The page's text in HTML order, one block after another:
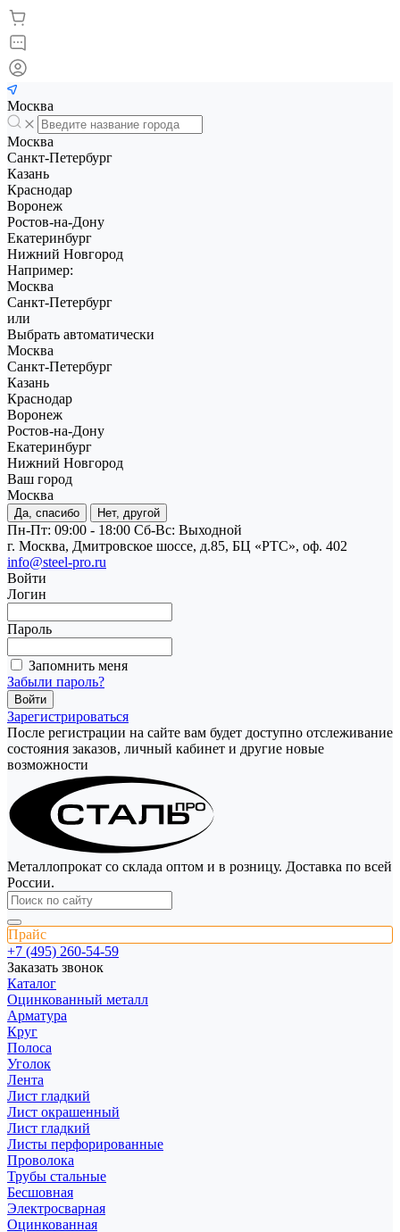
Москва
Москва
Санкт-Петербург
Казань
Краснодар
Воронеж
Ростов-на-Дону
Екатеринбург
Нижний Новгород
Например:
Москва
Санкт-Петербург
или
Выбрать автоматически
Москва
Санкт-Петербург
Казань
Краснодар
Воронеж
Ростов-на-Дону
Екатеринбург
Нижний Новгород
Ваш город
Москва
Да, спасибо Нет, другой
Пн-Пт: 09:00 - 18:00 Cб-Вс: Выходной
г. Москва, Дмитровское шоссе, д.85, БЦ «РТС», оф. 402
info@steel-pro.ru
Войти
Логин
Пароль
Запомнить меня
Забыли пароль?
Зарегистрироваться
После регистрации на сайте вам будет доступно отслеживание
состояния заказов, личный кабинет и другие новые
возможности
Металлопрокат со склада оптом и в розницу. Доставка по всей
России.
Прайс
+7 (495) 260-54-59
Заказать звонок
Каталог
Оцинкованный металл
Арматура
Круг
Полоса
Уголок
Лента
Лист гладкий
Лист окрашенный
Лист гладкий
Листы перфорированные
Проволока
Трубы стальные
Бесшовная
Электросварная
Оцинкованная